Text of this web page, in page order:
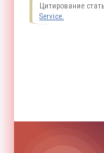
Цитирование
Service.